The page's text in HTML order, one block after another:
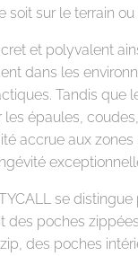
soit sur le terrain ou
et polyvalent
dans les
Tandis que
épaules,
accrue aux zones
se
des poches
des poches